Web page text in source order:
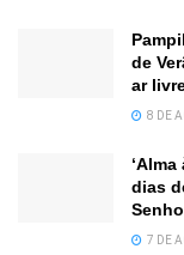
de
ar
8 DE
dias
7 DE